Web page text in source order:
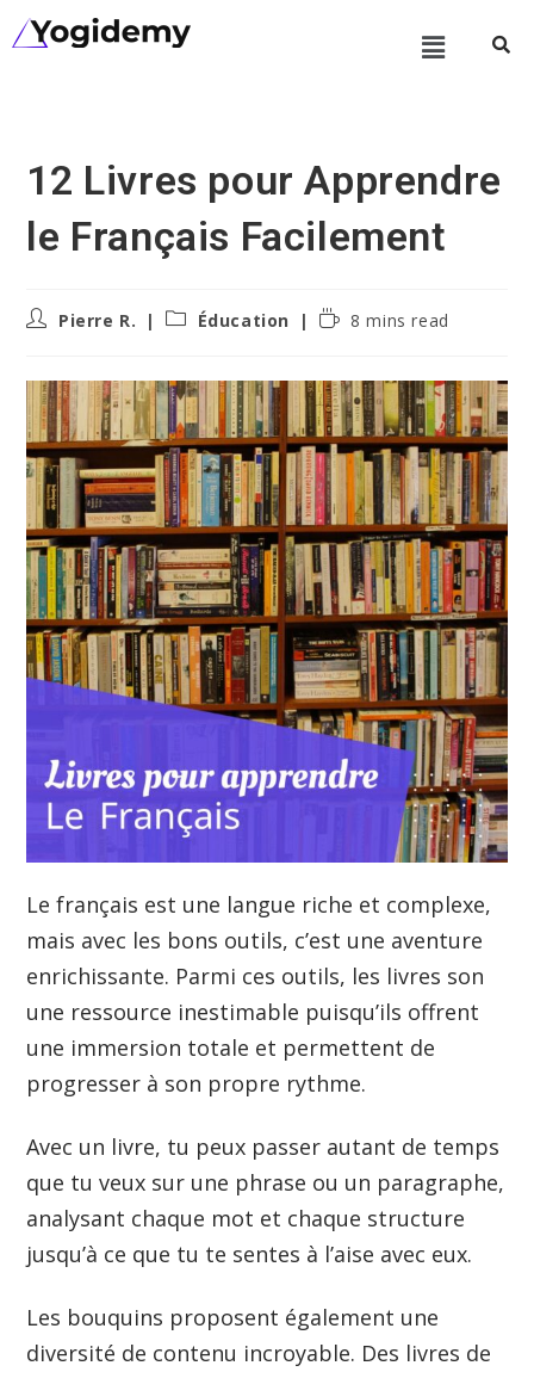
12 Livres pour Apprendre
le Français Facilement
Pierre R. Éducation 8 mins read
Le français est une langue riche et complexe,
mais avec les bons outils, c’est une aventure
enrichissante. Parmi ces outils, les livres son
une ressource inestimable puisqu’ils offrent
une immersion totale et permettent de
progresser à son propre rythme.
Avec un livre, tu peux passer autant de temps
que tu veux sur une phrase ou un paragraphe,
analysant chaque mot et chaque structure
jusqu’à ce que tu te sentes à l’aise avec eux.
Les bouquins proposent également une
diversité de contenu incroyable. Des livres de